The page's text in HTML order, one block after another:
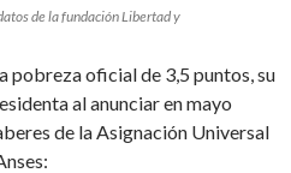
de la fundación Libertad y
pobreza oficial de 3,5 puntos, su
al anunciar en mayo
de la Asignación Universal